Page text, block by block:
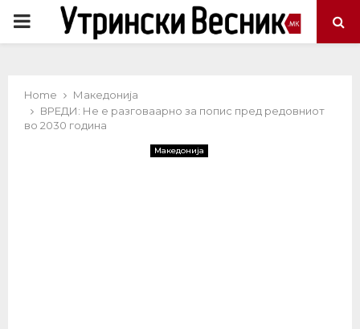
PRIMARY
Home
Македонија
ВРЕДИ: Не е разговаарно за попис пред редовниот
во 2030 година
Македонија